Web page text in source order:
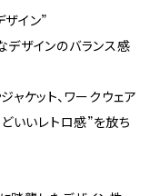
イン”
デザインのバランス感
ケット、ワークウェア
いいレトロ感”を放ち